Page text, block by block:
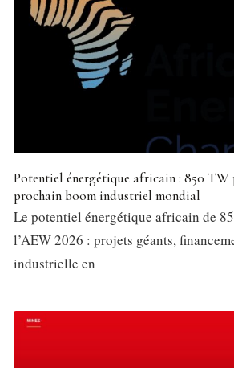
Potentiel énergétique africain : 850
prochain boom industriel mondial
Le potentiel énergétique africain de
l’AEW 2026 : projets géants,
industrielle en